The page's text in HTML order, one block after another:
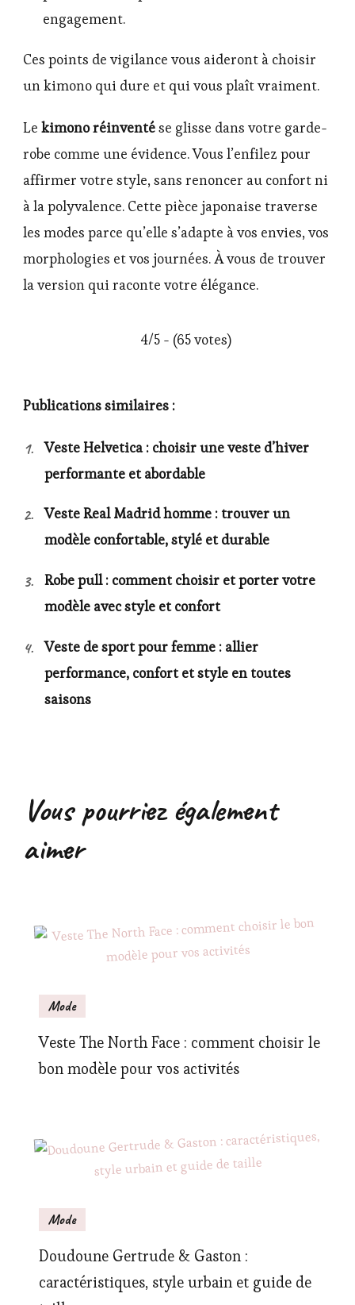
engagement.
Ces points de vigilance vous aideront à choisir
un kimono qui dure et qui vous plaît vraiment.
Le kimono réinventése glisse dans votre garde-
robe comme une évidence. Vous l’enfilez pour
affirmer votre style, sans renoncer au confort ni
à la polyvalence. Cette pièce japonaise traverse
les modes parce qu’elle s’adapte à vos envies, vos
morphologies et vos journées. À vous de trouver
la version qui raconte votre élégance.
4/5 - (65 votes)
Publications similaires :
Veste Helvetica : choisir une veste d’hiver
performante et abordable
Veste Real Madrid homme : trouver un
modèle confortable, stylé et durable
Robe pull : comment choisir et porter votre
modèle avec style et confort
Veste de sport pour femme : allier
performance, confort et style en toutes
saisons
Vous pourriez également
aimer
Mode
Veste The North Face : comment choisir le
bon modèle pour vos activités
Mode
Doudoune Gertrude & Gaston :
caractéristiques, style urbain et guide de